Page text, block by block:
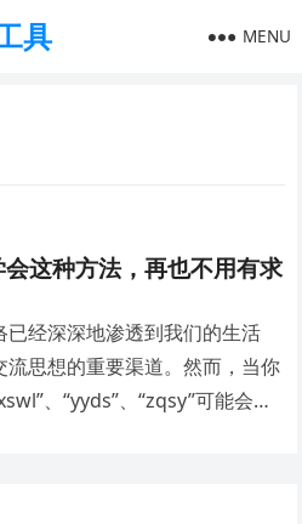
具 MENU
这种方法，再也不用有求
经深深地渗透到我们的生活
思想的重要渠道。然而，当你
、“yyds”、“zqsy”可能会一